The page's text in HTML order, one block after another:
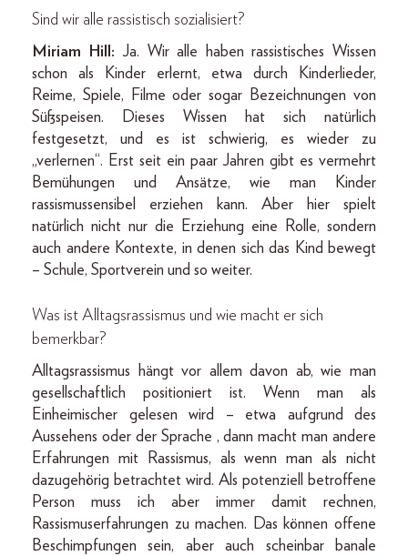
Sind wir alle rassistisch sozialisiert?
Miriam Hill: Ja. Wir alle haben rassistisches Wissen
schon als Kinder erlernt, etwa durch Kinderlieder,
Reime, Spiele, Filme oder sogar Bezeichnungen von
Süßspeisen. Dieses Wissen hat sich natürlich
festgesetzt, und es ist schwierig, es wieder zu
„verlernen“. Erst seit ein paar Jahren gibt es vermehrt
Bemühungen und Ansätze, wie man Kinder
rassismussensibel erziehen kann. Aber hier spielt
natürlich nicht nur die Erziehung eine Rolle, sondern
auch andere Kontexte, in denen sich das Kind bewegt
– Schule, Sportverein und so weiter.
Was ist Alltagsrassismus und wie macht er sich
bemerkbar?
Alltagsrassismus hängt vor allem davon ab, wie man
gesellschaftlich positioniert ist. Wenn man als
Einheimischer gelesen wird – etwa aufgrund des
Aussehens oder der Sprache , dann macht man andere
Erfahrungen mit Rassismus, als wenn man als nicht
dazugehörig betrachtet wird. Als potenziell betroffene
Person muss ich aber immer damit rechnen,
Rassismuserfahrungen zu machen. Das können offene
Beschimpfungen sein, aber auch scheinbar banale